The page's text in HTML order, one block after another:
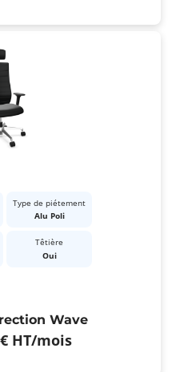
Type de piétement
Alu Poli
Têtière
Oui
Wave
HT/mois